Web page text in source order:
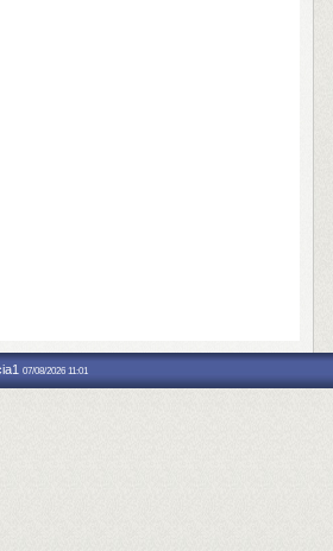
07/08/2026 11:01